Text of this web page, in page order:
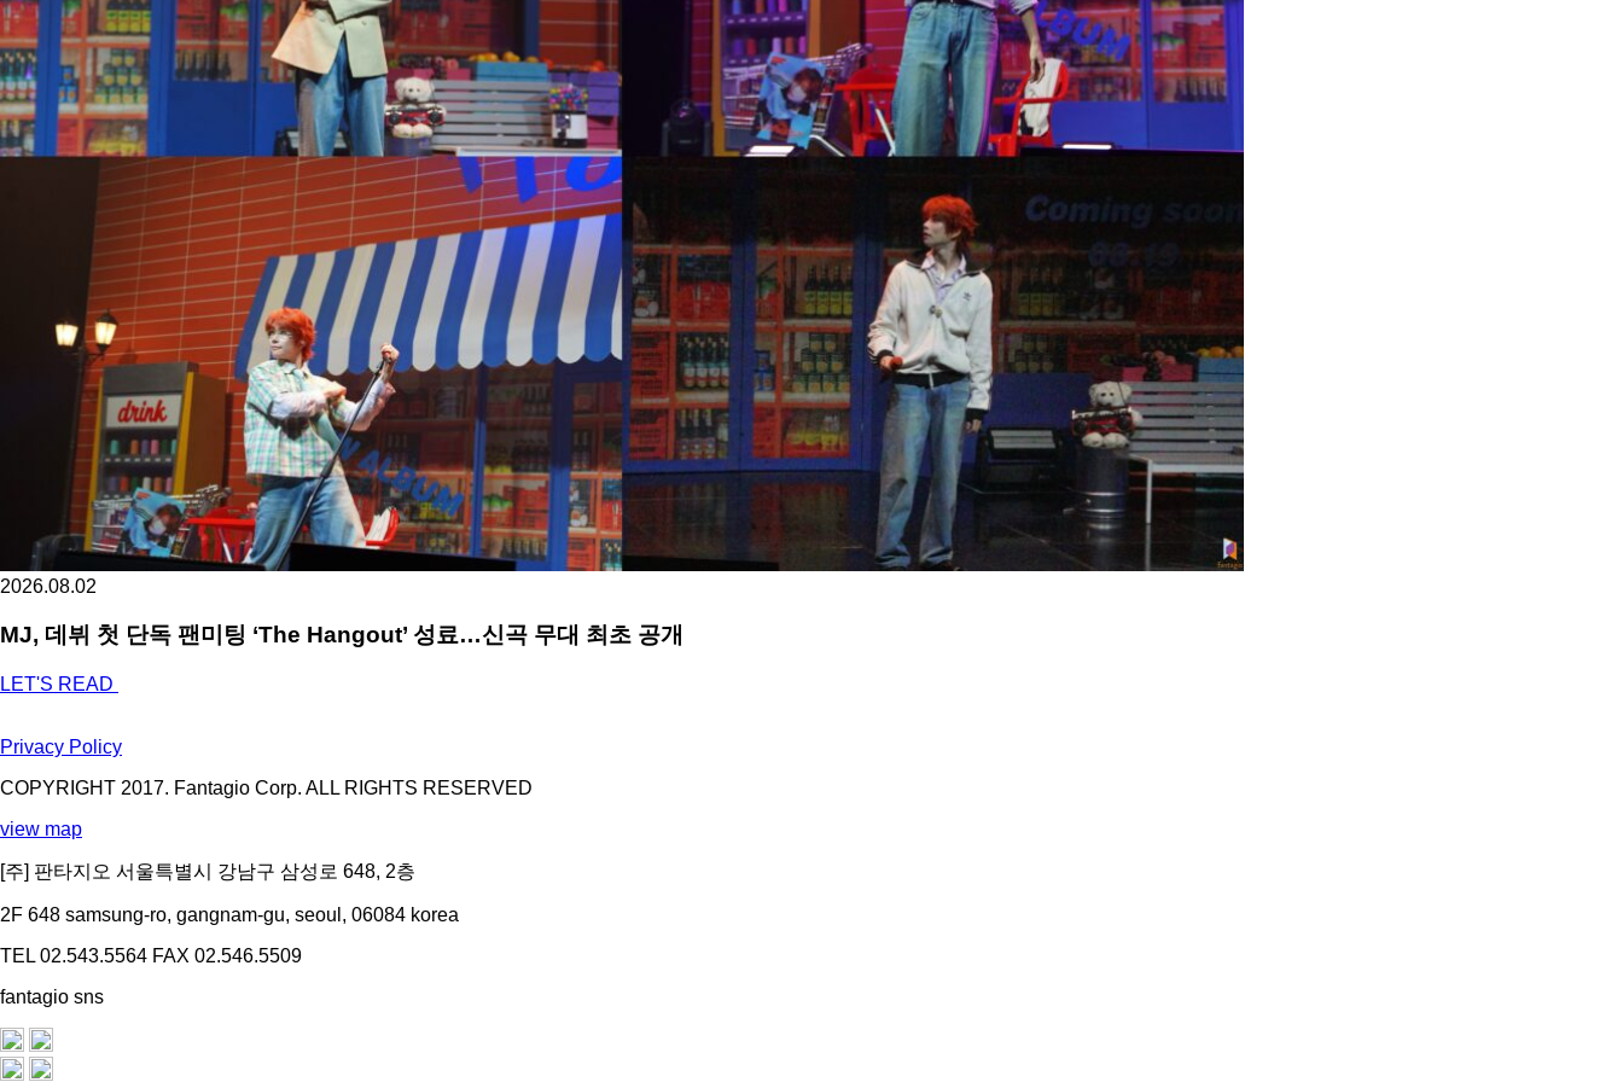
2026.08.02
MJ, 데뷔 첫 단독 팬미팅 ‘The Hangout’ 성료…신곡 무대 최초 공개
LET'S READ
Privacy Policy
COPYRIGHT 2017. Fantagio Corp. ALL RIGHTS RESERVED
view map
[주] 판타지오 서울특별시 강남구 삼성로 648, 2층
2F 648 samsung-ro, gangnam-gu, seoul, 06084 korea
TEL 02.543.5564 FAX 02.546.5509
fantagio sns